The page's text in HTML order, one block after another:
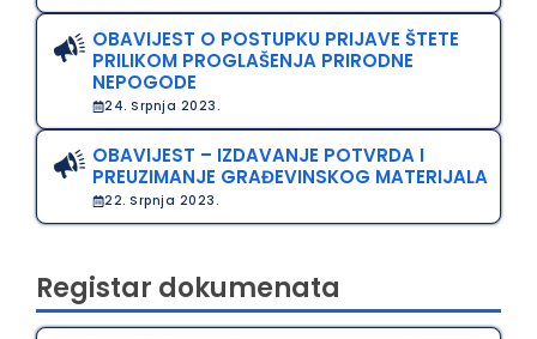
OBAVIJEST O POSTUPKU PRIJAVE ŠTETE
PRILIKOM PROGLAŠENJA PRIRODNE
NEPOGODE
24. Srpnja 2023.
OBAVIJEST – IZDAVANJE POTVRDA I
PREUZIMANJE GRAĐEVINSKOG MATERIJALA
22. Srpnja 2023.
Registar dokumenata